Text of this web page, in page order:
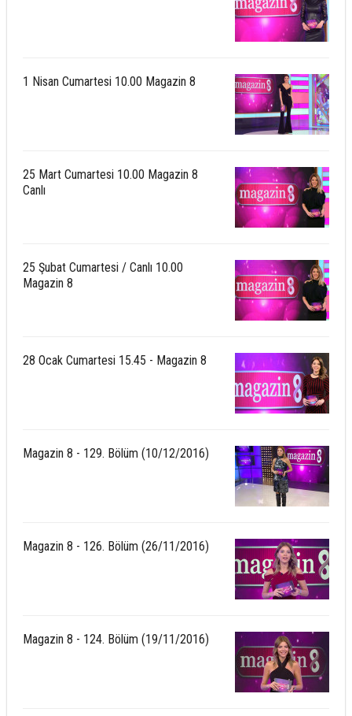
1 Nisan Cumartesi 10.00 Magazin 8
25 Mart Cumartesi 10.00 Magazin 8
Canlı
25 Şubat Cumartesi / Canlı 10.00
Magazin 8
28 Ocak Cumartesi 15.45 - Magazin 8
Magazin 8 - 129. Bölüm (10/12/2016)
Magazin 8 - 126. Bölüm (26/11/2016)
Magazin 8 - 124. Bölüm (19/11/2016)